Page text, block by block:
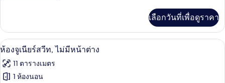
เกี่ยว
กับ
Queen
Room
Accessible
เลือกวันที่เพื่อดูราคา
เปิด
ภาพถ่าย
ทั้งหมด
ห้องจูเนียร์สวีท, ไม่มีหน้าต่าง | โต๊ะท
6
ห้องจูเนียร์สวีท, ไม่มีหน้าต่าง
11 ตารางเมตร
1 ห้องนอน